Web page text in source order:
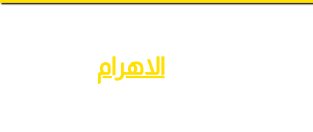
الاهرام